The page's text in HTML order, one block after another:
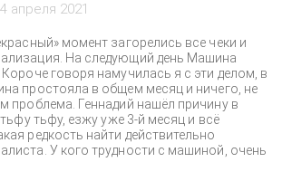
апреля 2021
момент загорелись все чеки и
На следующий день Машина
говоря намучилась я с эти делом, в
простояла в общем месяц и ничего, не
проблема. Геннадий нашёл причину в
тьфу тьфу, езжу уже 3-й месяц и всё
редкость найти действительно
У кого трудности с машиной, очень